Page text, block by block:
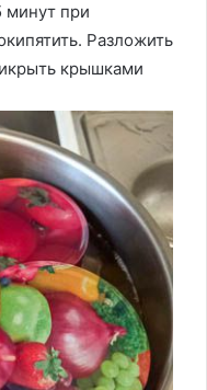
минут при
Разложить
крышками